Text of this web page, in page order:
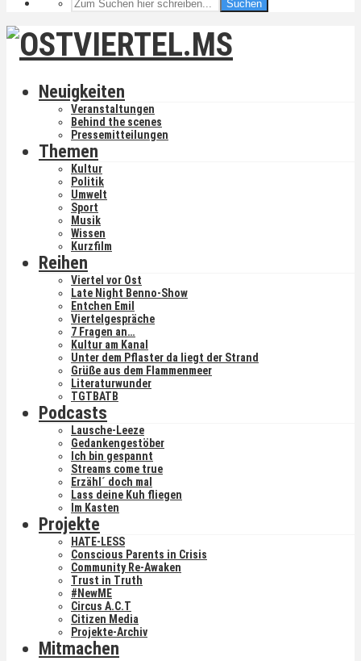
Suchen
Neuigkeiten
Veranstaltungen
Behind the scenes
Pressemitteilungen
Themen
Kultur
Politik
Umwelt
Sport
Musik
Wissen
Kurzfilm
Reihen
Viertel vor Ost
Late Night Benno-Show
Entchen Emil
Viertelgespräche
7 Fragen an…
Kultur am Kanal
Unter dem Pflaster da liegt der Strand
Grüße aus dem Flammenmeer
Literaturwunder
TGTBATB
Podcasts
Lausche-Leeze
Gedankengestöber
Ich bin gespannt
Streams come true
Erzähl´ doch mal
Lass deine Kuh fliegen
Im Kasten
Projekte
HATE-LESS
Conscious Parents in Crisis
Community Re-Awaken
Trust in Truth
#NewME
Circus A.C.T
Citizen Media
Projekte-Archiv
Mitmachen